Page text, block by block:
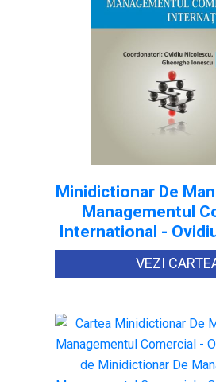
Minidictionar De
Managementul
International -
VEZI